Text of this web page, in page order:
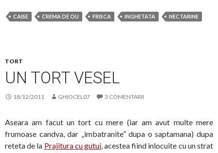
CAISE CREMA DE OU FRISCA INGHETATA NECTARINE
TORT
UN TORT VESEL
18/12/2011 GHIOCEL07 3 COMENTARII
Aseara am facut un tort cu mere (iar am avut multe mere
frumoase candva, dar „imbatranite” dupa o saptamana) dupa
reteta de la Prajitura cu gutui, acestea fiind inlocuite cu un strat